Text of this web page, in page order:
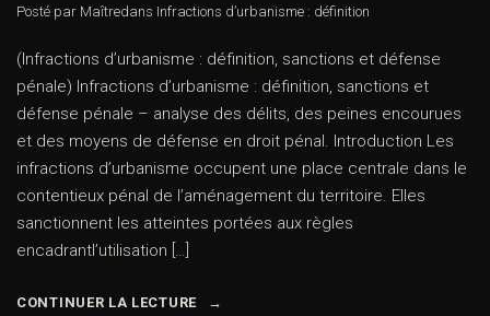
Posté par Maîtredans Infractions d’urbanisme : définition
(Infractions d’urbanisme : définition, sanctions et défense
pénale) Infractions d’urbanisme : définition, sanctions et
défense pénale – analyse des délits, des peines encourues
et des moyens de défense en droit pénal. Introduction Les
infractions d’urbanisme occupent une place centrale dans le
contentieux pénal de l’aménagement du territoire. Elles
sanctionnent les atteintes portées aux règles
encadrantl’utilisation […]
CONTINUER LA LECTURE